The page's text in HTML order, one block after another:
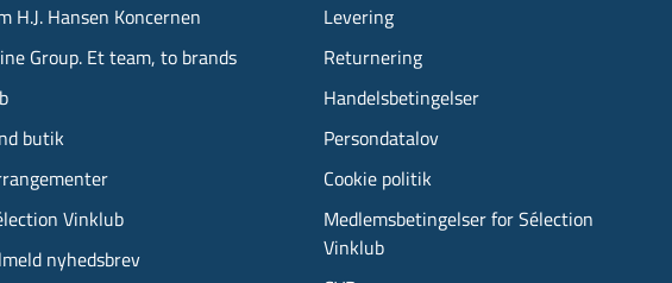
H.J. Hansen Koncernen
Group. Et team, to brands
butik
Vinklub
nyhedsbrev
Levering
Returnering
Handelsbetingelser
Persondatalov
Cookie politik
Medlemsbetingelser for Sélection
Vinklub